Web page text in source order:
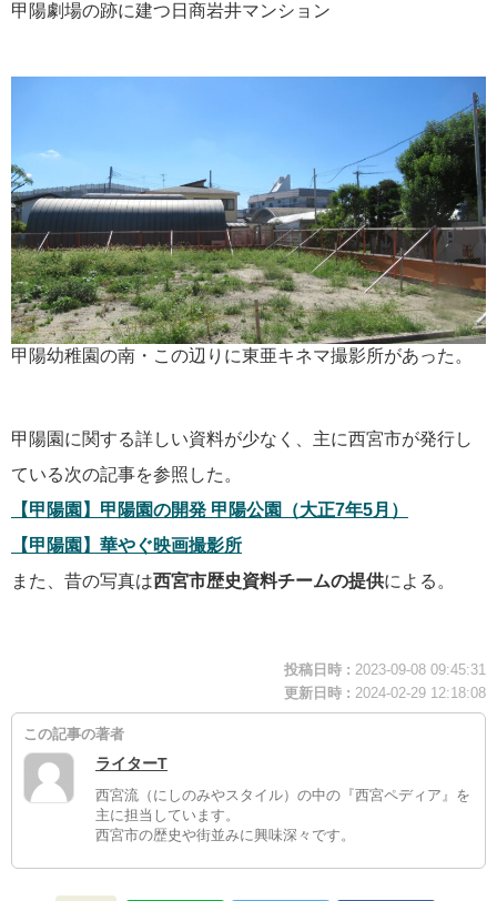
甲陽劇場の跡に建つ日商岩井マンション
甲陽幼稚園の南・この辺りに東亜キネマ撮影所があった。
甲陽園に関する詳しい資料が少なく、主に西宮市が発行し
ている次の記事を参照した。
【甲陽園】甲陽園の開発 甲陽公園（大正7年5月）
【甲陽園】華やぐ映画撮影所
また、昔の写真は西宮市歴史資料チームの提供による。
投稿日時 : 2023-09-08 09:45:31
更新日時 : 2024-02-29 12:18:08
この記事の著者
ライターT
西宮流（にしのみやスタイル）の中の『西宮ペディア』を
主に担当しています。
西宮市の歴史や街並みに興味深々です。